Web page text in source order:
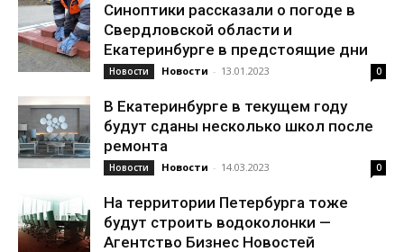
Синоптики рассказали о погоде в
Свердловской области и
Екатеринбурге в предстоящие дни
Новости Новости - 13.01.2023 0
В Екатеринбурге в текущем году
будут сданы несколько школ после
ремонта
Новости Новости - 14.03.2023 0
На территории Петербурга тоже
будут строить водоколонки —
Агентство Бизнес Новостей